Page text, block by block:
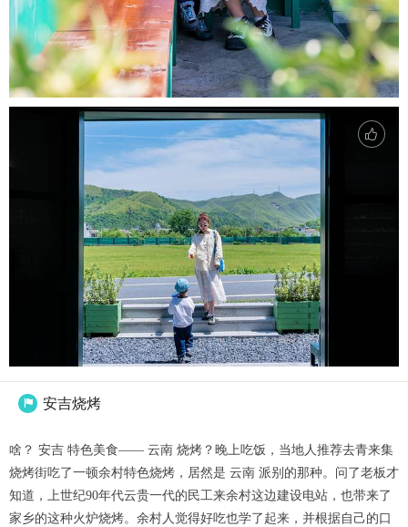
 安吉烧烤
啥？ 安吉 特色美食—— 云南 烧烤？晚上吃饭，当地人推荐去青来集
烧烤街吃了一顿余村特色烧烤，居然是 云南 派别的那种。问了老板才
知道，上世纪90年代云贵一代的民工来余村这边建设电站，也带来了
家乡的这种火炉烧烤。余村人觉得好吃也学了起来，并根据自己的口